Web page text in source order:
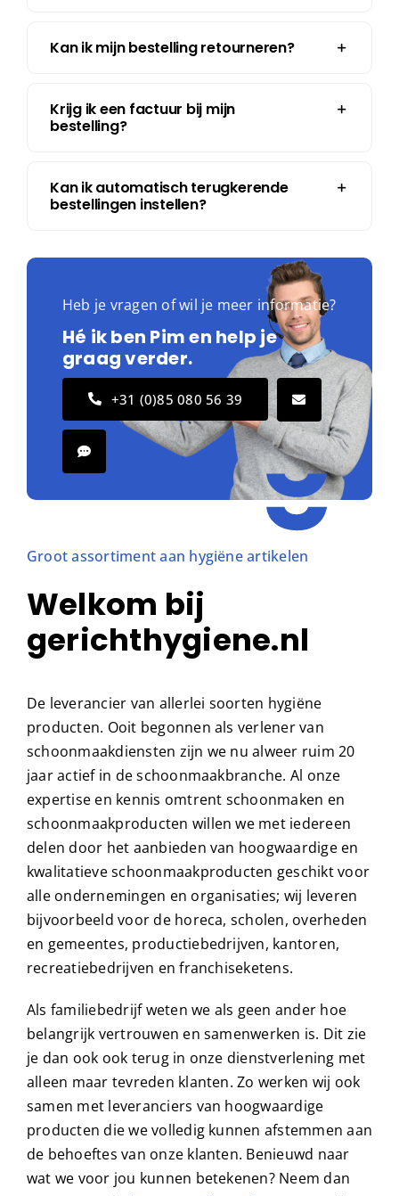
Krijg ik een factuur bij mijn
Kan ik automatisch terugkerende
Heb je vragen of wil je meer informatie?
Hé ik ben Pim en help je
graag verder.
+31 (0)85 080 56 39
Groot assortiment aan hygiëne artikelen
Welkom bij
gerichthygiene.nl
De leverancier van allerlei soorten hygiëne
producten. Ooit begonnen als verlener van
schoonmaakdiensten zijn we nu alweer ruim 20
jaar actief in de schoonmaakbranche. Al onze
expertise en kennis omtrent schoonmaken en
schoonmaakproducten willen we met iedereen
delen door het aanbieden van hoogwaardige en
kwalitatieve schoonmaakproducten geschikt voor
alle ondernemingen en organisaties; wij leveren
bijvoorbeeld voor de horeca, scholen, overheden
en gemeentes, productiebedrijven, kantoren,
Als familiebedrijf weten we als geen ander hoe
belangrijk vertrouwen en samenwerken is. Dit zie
je dan ook ook terug in onze dienstverlening met
alleen maar tevreden klanten. Zo werken wij ook
samen met leveranciers van hoogwaardige
producten die we volledig kunnen afstemmen aan
de behoeftes van onze klanten. Benieuwd naar